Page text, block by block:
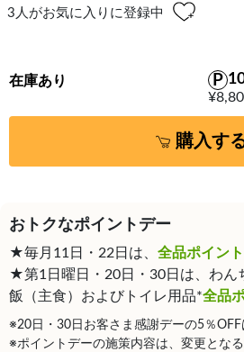
3 人がお気に入りに登録中
在庫あり
購入す
おトクなポイントデー
★毎月11日・22日は、 全品ポイン
★第1日曜日・20日・30日は、わん
飯（主食）およびトイレ用品*全品
※20日・30日お客さま感謝デーの5％OFF
※ポイントデーの施策内容は、変更となる